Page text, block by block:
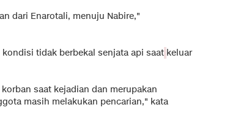
dari Enarotali, menuju Nabire,"
tidak berbekal senjata api saat keluar
saat kejadian dan merupakan
masih melakukan pencarian," kata